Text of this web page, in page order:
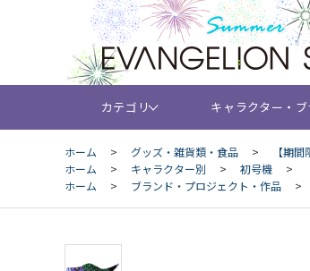
カテゴリ キャラクター・
ホーム > グッズ・雑貨類・食品 >
【期
ホーム
> キャラクター別 > 初号機 >
ホーム
> ブランド・プロジェクト・作品 >